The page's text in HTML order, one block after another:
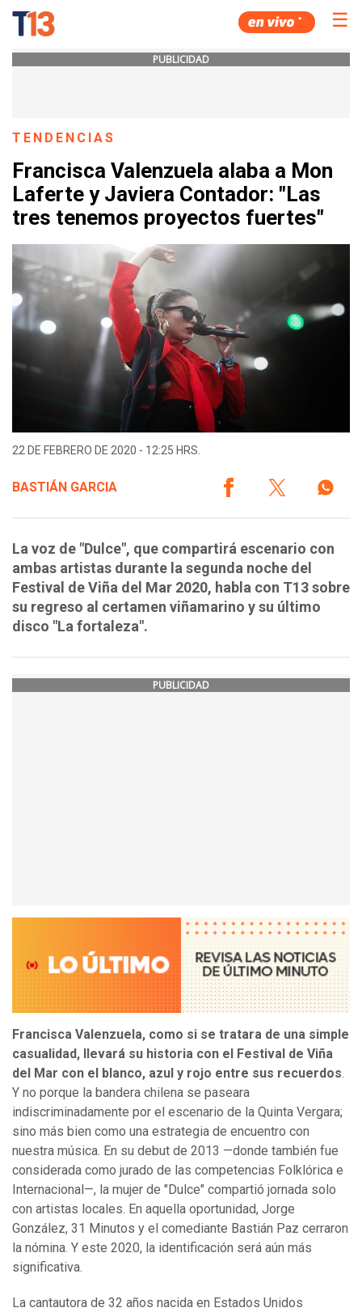
☰
PUBLICIDAD
TENDENCIAS
Francisca Valenzuela alaba a Mon
Laferte y Javiera Contador: "Las
tres tenemos proyectos fuertes"
22 DE FEBRERO DE 2020 - 12:25 HRS.
BASTIÁN GARCIA
La voz de "Dulce", que compartirá escenario con
ambas artistas durante la segunda noche del
Festival de Viña del Mar 2020, habla con T13 sobre
su regreso al certamen viñamarino y su último
disco "La fortaleza".
PUBLICIDAD
Francisca Valenzuela, como si se tratara de una simple
casualidad, llevará su historia con el Festival de Viña
del Mar con el blanco, azul y rojo entre sus recuerdos.
Y no porque la bandera chilena se paseara
indiscriminadamente por el escenario de la Quinta Vergara;
sino más bien como una estrategia de encuentro con
nuestra música. En su debut de 2013 —donde también fue
considerada como jurado de las competencias Folklórica e
Internacional—, la mujer de "Dulce" compartió jornada solo
con artistas locales. En aquella oportunidad, Jorge
González, 31 Minutos y el comediante Bastián Paz cerraron
la nómina. Y este 2020, la identificación será aún más
significativa.
La cantautora de 32 años nacida en Estados Unidos